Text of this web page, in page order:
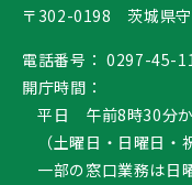
〒302-0198 茨城県守
電話番号： 0297-45-
開庁時間：
平日 午前8時30分
（土曜日・日曜日・
一部の窓口業務は日